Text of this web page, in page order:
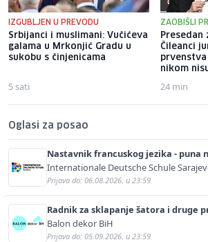
IZGUBLJEN U PREVODU
Srbijanci i muslimani: Vučićeva
galama u Mrkonjić Gradu u
sukobu s činjenicama
5 sati
ZAOBIŠLI
Presedan
Čileanci
nikom
24 min
Oglasi za posao
Nastavnik francuskog jezika - puna
Internationale Deutsche Schule
Prijava do: 06.08.2026. u 23:59
Radnik za sklapanje šatora i druge
Balon dekor BiH
Prijava do: 05.09.2026. u 23:59